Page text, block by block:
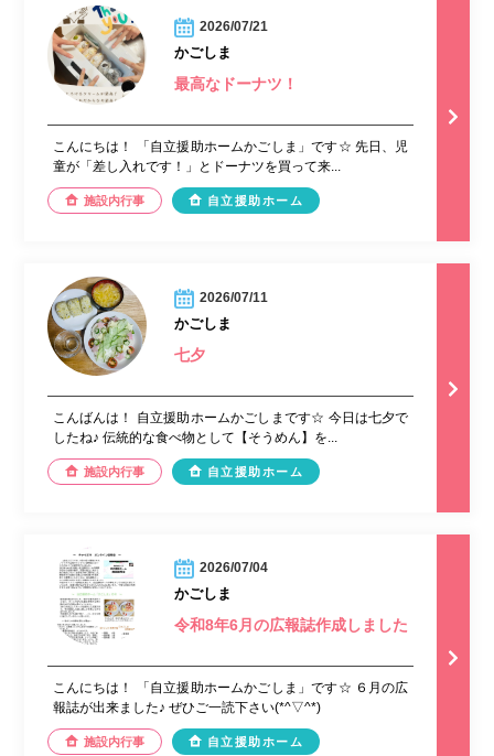
2026/07/21
かごしま
最高なドーナツ！
こんにちは！ 「自立援助ホームかごしま」です☆ 先日、児
童が「差し入れです！」とドーナツを買って来...
施設内行事 自立援助ホーム
2026/07/11
かごしま
七夕
こんばんは！ 自立援助ホームかごしまです☆ 今日は七夕で
したね♪ 伝統的な食べ物として【そうめん】を...
施設内行事 自立援助ホーム
2026/07/04
かごしま
令和8年6月の広報誌作成しました
こんにちは！ 「自立援助ホームかごしま」です☆ ６月の広
報誌が出来ました♪ ぜひご一読下さい(*^▽^*)
施設内行事 自立援助ホーム